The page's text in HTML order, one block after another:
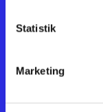
Statistik
Marketing